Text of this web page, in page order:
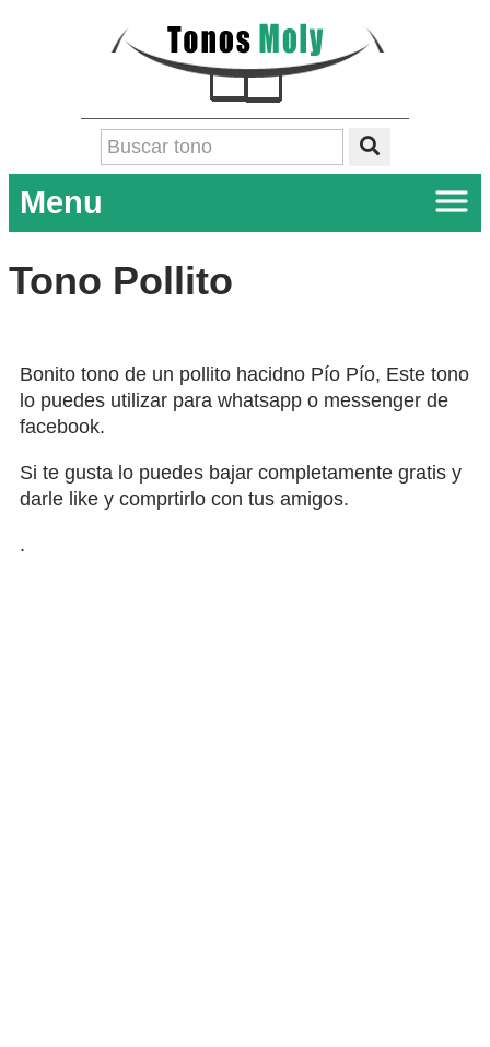
Menu
Tono Pollito
Bonito tono de un pollito hacidno Pío Pío, Este tono
lo puedes utilizar para whatsapp o messenger de
facebook.
Si te gusta lo puedes bajar completamente gratis y
darle like y comprtirlo con tus amigos.
.